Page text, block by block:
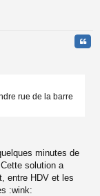
rue de la barre
minutes de
solution a
entre HDV et les
:wink: